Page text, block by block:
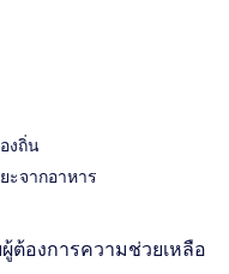
งถิ่น
ะจากอาหาร
ต้องการความช่วยเหลือ